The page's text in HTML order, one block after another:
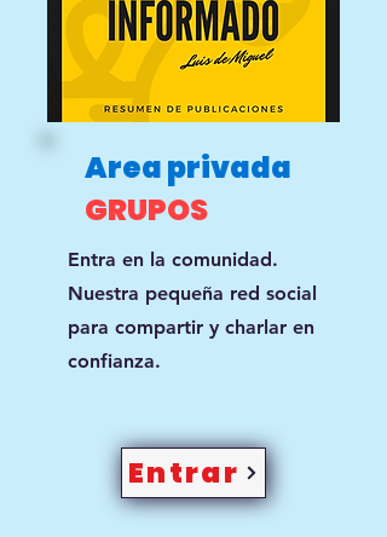
Area privada
GRUPOS
Entra en la comunidad.
Nuestra pequeña red social
para compartir y charlar en
confianza.
Entrar